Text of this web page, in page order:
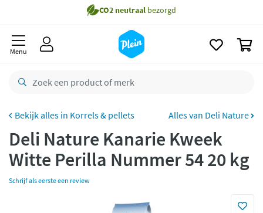
Gratisbezorging vanaf 35,- *
besteld,
Gratisretourneren
Menu
Korrels & pellets Alles van Deli Nature
Deli Nature Kanarie Kweek
Witte Perilla Nummer 54 20 kg
Schrijf als eerste een review